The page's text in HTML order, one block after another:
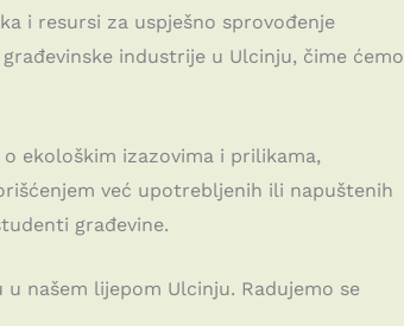
i resursi za uspješno sprovođenje
industrije u Ulcinju, čime ćemo
ekološkim izazovima i prilikama,
već upotrebljenih ili napuštenih
građevine.
našem lijepom Ulcinju. Radujemo se